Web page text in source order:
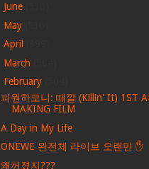
June
May
April
March
February
피원하모니: 때깔 (Killin' It) 1ST
MAKING FILM
A Day in My Life
ONEWE 완전체 라이브 오랜만 ✋
왜꺼졌지???